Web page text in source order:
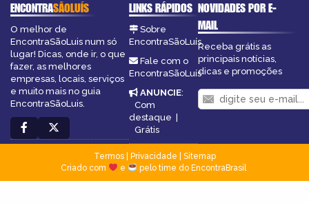
ENCONTRASÃOLUÍS
O melhor de
EncontraSãoLuis num só
lugar! Dicas, onde ir, o que
fazer, as melhores
empresas, locais, serviços
e muito mais no guia
EncontraSãoLuis.
LINKS RÁPIDOS
Sobre
EncontraSãoLuís
Fale com o
EncontraSãoLuís
ANUNCIE:
Com
destaque
Grátis
NOVIDADES POR E-
MAIL
Receba grátis as
principais notícias,
dicas e promoções
Termos| Privacidade
Sitemap
Criado com
e pelo time do EncontraBrasil